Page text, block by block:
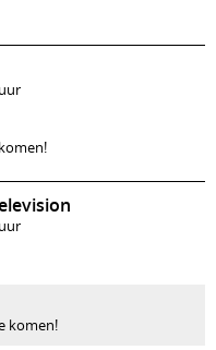
komen!